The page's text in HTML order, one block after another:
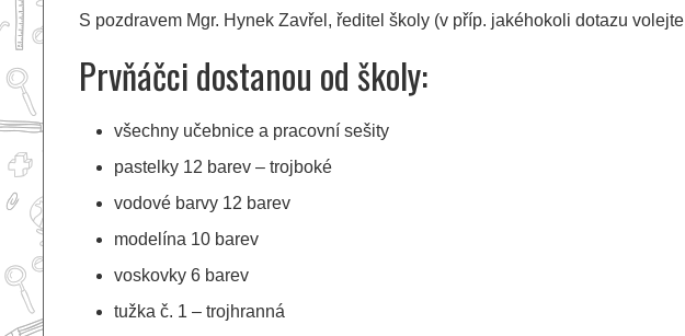
S pozdravem Mgr. Hynek Zavřel, ředitel školy (v příp. jakéhokoli dotazu volejte
Prvňáčci dostanou od školy:
všechny učebnice a pracovní sešity
pastelky 12 barev – trojboké
vodové barvy 12 barev
modelína 10 barev
voskovky 6 barev
tužka č. 1 – trojhranná